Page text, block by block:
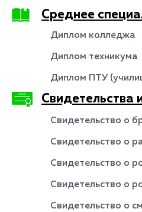
Среднее
Диплом колледжа
Диплом техникума
Диплом ПТУ
Свидетельства
Свидетельство о
Свидетельство о
Свидетельство о
Свидетельство о
Свидетельство о